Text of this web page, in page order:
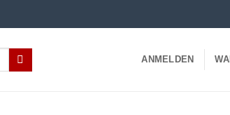
ANMELDEN